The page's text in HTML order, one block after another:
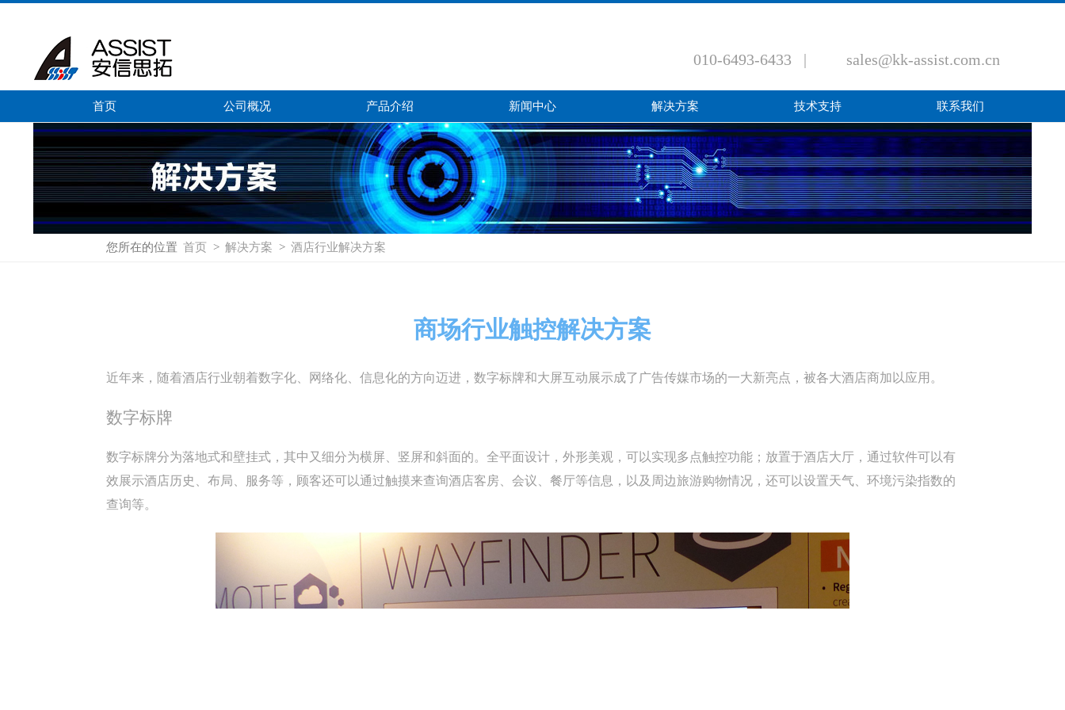
sales@kk-assist.com.cn
010-6493-6433 |
首页 公司概况 产品介绍 新闻中心 解决方案 技术支持 联系我们
您所在的位置 首页 > 解决方案 > 酒店行业解决方案
商场行业触控解决方案
近年来，随着酒店行业朝着数字化、网络化、信息化的方向迈进，数字标牌和大屏互动展示成了广告传媒市场的一大新亮点，被各大酒店商加以应用。
数字标牌
数字标牌分为落地式和壁挂式，其中又细分为横屏、竖屏和斜面的。全平面设计，外形美观，可以实现多点触控功能；放置于酒店大厅，通过软件可以有
效展示酒店历史、布局、服务等，顾客还可以通过触摸来查询酒店客房、会议、餐厅等信息，以及周边旅游购物情况，还可以设置天气、环境污染指数的
查询等。